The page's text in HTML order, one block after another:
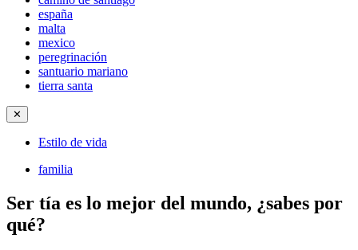
españa
malta
mexico
peregrinación
santuario mariano
tierra santa
✕
Estilo de vida
familia
Ser tía es lo mejor del mundo, ¿sabes por
qué?